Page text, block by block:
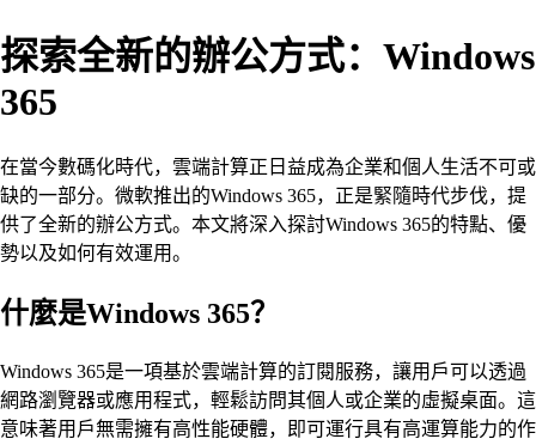
探索全新的辦公方式：Windows
365
在當今數碼化時代，雲端計算正日益成為企業和個人生活不可或
缺的一部分。微軟推出的Windows 365，正是緊隨時代步伐，提
供了全新的辦公方式。本文將深入探討Windows 365的特點、優
勢以及如何有效運用。
什麼是Windows 365？
Windows 365是一項基於雲端計算的訂閱服務，讓用戶可以透過
網路瀏覽器或應用程式，輕鬆訪問其個人或企業的虛擬桌面。這
意味著用戶無需擁有高性能硬體，即可運行具有高運算能力的作